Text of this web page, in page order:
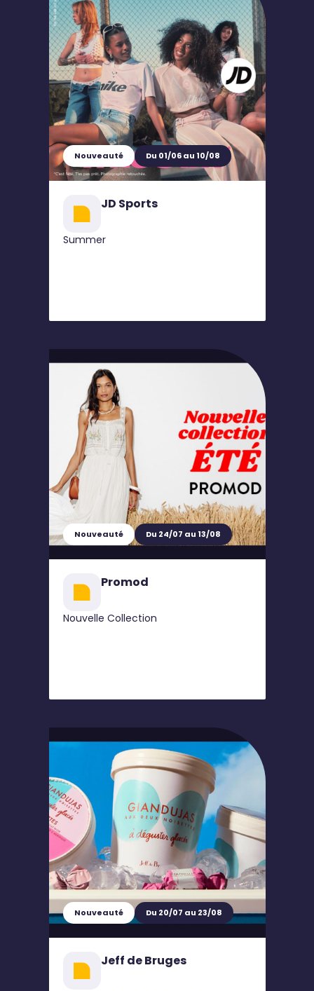
Nouveauté Du 01/06 au 10/08
JD Sports
Summer
Nouveauté Du 24/07 au 13/08
Promod
Nouvelle Collection
Nouveauté Du 20/07 au 23/08
Jeff de Bruges